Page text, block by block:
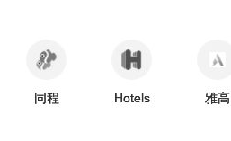
同程 Hotels 雅高